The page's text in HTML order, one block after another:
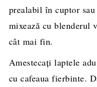
prealabil în cuptor
mixează cu blenderul
cât mai fin.
Amestecați laptele
cu cafeaua fierbinte.